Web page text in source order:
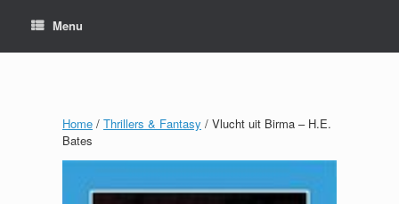
Menu
Home / Thrillers & Fantasy / Vlucht uit Birma – H.E.
Bates